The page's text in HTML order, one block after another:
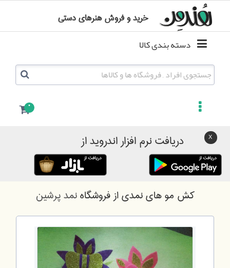
0
خرید و فروش هنرهای دستی
دریافت نرم افزار اندروید از
کش مو های نمدیاز فروشگاهنمد پرشین